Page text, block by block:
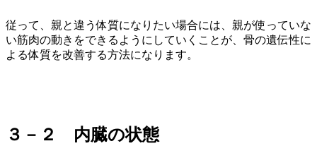
従って、親と違う体質になりたい場合には、親が使っていな
い筋肉の動きをできるようにしていくことが、骨の遺伝性に
よる体質を改善する方法になります。
３－２ 内臓の状態